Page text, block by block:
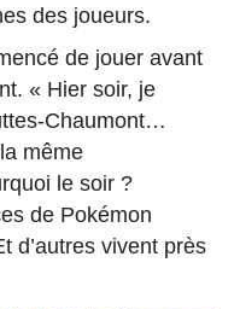
des joueurs.
de jouer avant
« Hier soir, je
Chaumont…
même
le soir ?
de Pokémon
d’autres vivent près